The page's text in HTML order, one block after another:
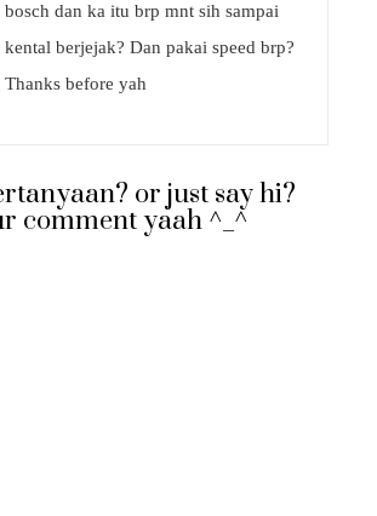
bosch dan ka itu brp mnt sih sampai
kental berjejak? Dan pakai speed brp?
Thanks before yah
or just say hi?
comment yaah ^_^